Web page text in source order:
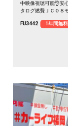
中映像視聴可能👌安
タログ燃費ＪＣ０８
FU3442
1年間無